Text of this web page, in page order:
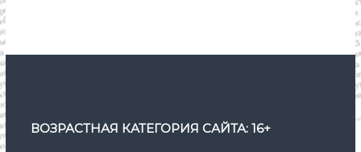
я
ВОЗРАСТНАЯ КАТЕГОРИЯ САЙТА: 16+